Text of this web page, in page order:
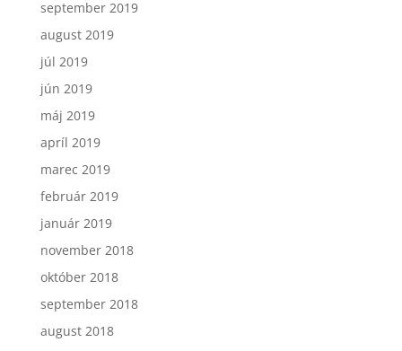
september 2019
august 2019
júl 2019
jún 2019
máj 2019
apríl 2019
marec 2019
február 2019
január 2019
november 2018
október 2018
september 2018
august 2018